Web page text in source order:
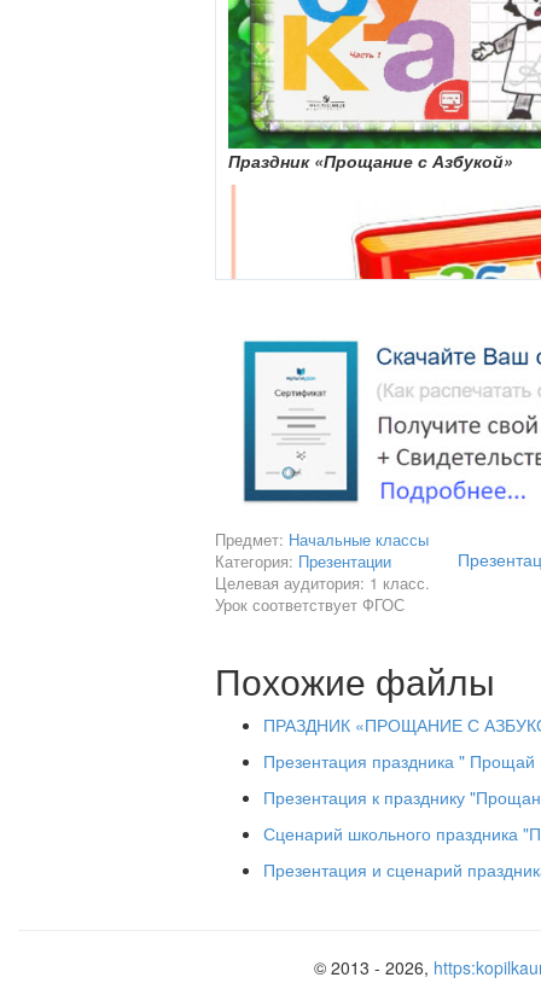
Праздник «Прощание с Азбукой»
Предмет: Начальные классы
Категория: Презентации
Целевая аудитория: 1 класс.
Урок соответствует ФГОС
Похожие файлы
ПРАЗДНИК «ПРОЩАНИЕ С
Презентация праздника " Прощай
Презентация к празднику
Сценарий школьного праздника
Презентация и сценарий
© 2013 - 2026,